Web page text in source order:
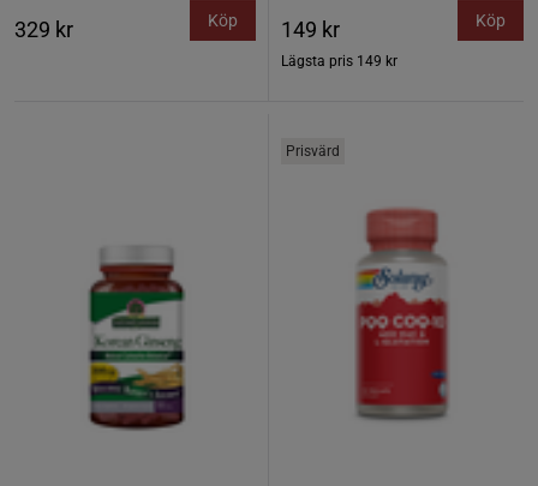
329 kr Köp 149 kr
Lägsta pris 149 kr
Köp
Prisvärd